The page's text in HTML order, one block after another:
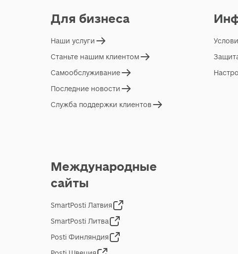
Для бизнеса
Наши услуги
Станьте нашим клиентом
Самообслуживание
Последние новости
Служба поддержки клиентов
Международные
сайты
SmartPosti Латвия
SmartPosti Литва
Posti Финляндия